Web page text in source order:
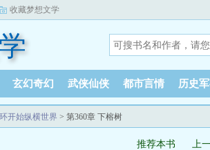
收藏梦想文学
玄幻奇幻 武侠仙侠 都市言情 历史
开始纵横世界 > 第360章 下榕树
推荐本书 上